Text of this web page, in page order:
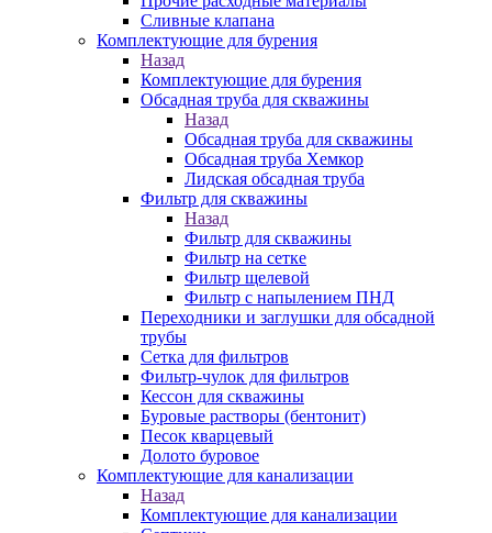
Сливные клапана
Комплектующие для бурения
Назад
Комплектующие для бурения
Обсадная труба для скважины
Назад
Обсадная труба для скважины
Обсадная труба Хемкор
Лидская обсадная труба
Фильтр для скважины
Назад
Фильтр для скважины
Фильтр на сетке
Фильтр щелевой
Фильтр с напылением ПНД
Переходники и заглушки для обсадной
трубы
Сетка для фильтров
Фильтр-чулок для фильтров
Кессон для скважины
Буровые растворы (бентонит)
Песок кварцевый
Долото буровое
Комплектующие для канализации
Назад
Комплектующие для канализации